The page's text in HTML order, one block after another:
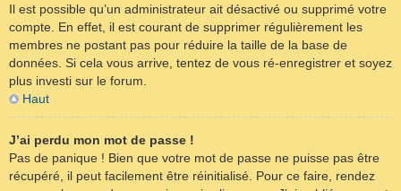
Il est possible qu’un administrateur ait désactivé ou supprimé votre
compte. En effet, il est courant de supprimer régulièrement les
membres ne postant pas pour réduire la taille de la base de
données. Si cela vous arrive, tentez de vous ré-enregistrer et soyez
plus investi sur le forum.
Haut
J’ai perdu mon mot de passe !
Pas de panique ! Bien que votre mot de passe ne puisse pas être
récupéré, il peut facilement être réinitialisé. Pour ce faire, rendez